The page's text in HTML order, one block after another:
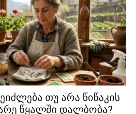
თუ არა წიწაკის
წყალში დალბობა?